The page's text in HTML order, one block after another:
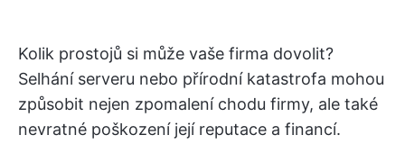
Kolik prostojů si může vaše firma dovolit?
Selhání serveru nebo přírodní katastrofa mohou
způsobit nejen zpomalení chodu firmy, ale také
nevratné poškození její reputace a financí.